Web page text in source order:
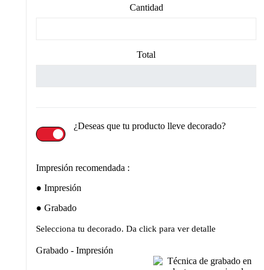
Cantidad
Total
¿Deseas que tu producto lleve decorado?
Impresión recomendada :
Impresión
Grabado
Selecciona tu decorado. Da click para ver detalle
Grabado - Impresión